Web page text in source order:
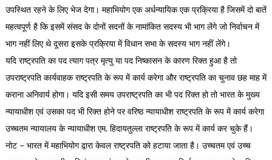
उपस्थित रहने के लिए भेज देगा। महाभियोग एक अर्धन्यायिक एक प्रक्रिया है जिसमें दो बातें
महत्वपूर्ण है कि इसमें संसद के दोनों सदनों के नामांकित सदस्य भी भाग लेंगे जो निर्वाचन में
भाग नहीं लिए थे दूसरा इसके प्रक्रिया में विधान सभा के सदस्य भाग नहीं लेंगे।
यदि राष्ट्रपति का पद त्याग पत्र मृत्यु या पद निष्कासन के कारण रिक्त हुआ है तो
उपराष्ट्रपति कार्यवाहक राष्ट्रपति के रूप में कार्य करेगा और राष्ट्रपति का चुनाव छह माह में
कराना अनिवार्य होगा। यदि इसी समय उपराष्ट्रपति का भी पद रिक्त हो तो भारत के मुख्य
न्यायाधीश एवं उसका पद भी रिक्त होने पर वरिष्ठ न्यायाधीश राष्ट्रपति के रूप में कार्य करेगा
उच्चतम न्यायालय के न्यायाधीश एम. हिदायतुल्ला राष्ट्रपति के रूप में कार्य कर चुके हैं।
नोट – भारत में महाभियोग द्वारा केवल राष्ट्रपति को हटाया जाता है। उच्चतम एवं उच्च